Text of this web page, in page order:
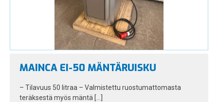
MAINCA EI-50 MÄNTÄRUISKU
– Tilavuus 50 litraa – Valmistettu ruostumattomasta
teräksestä myös mäntä […]